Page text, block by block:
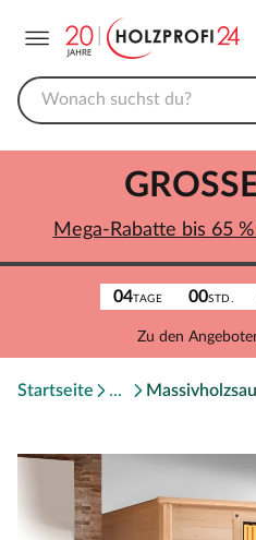
04TAGE 00STD.
Zu den
Mega-Rabatte bis 65
Startseite